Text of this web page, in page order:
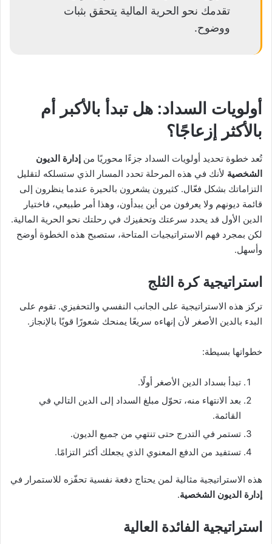
تقدمك نحو الحرية المالية يتحقق بثبات
ووضوح.
أولويات السداد: هل تبدأ بالأكبر أم
بالأكثر إزعاجًا؟
تُعد خطوة تحديد أولويات السداد جزءًا محوريًا من إدارة الديون
الشخصية لأنك في هذه المرحلة تحدد المسار الذي ستسلكه لتقليل
التزاماتك بشكل فعّال. كثيرون يشعرون بالحيرة عندما ينظرون إلى
قائمة ديونهم ولا يعرفون من أين يبدأون، وهذا أمر طبيعي، فاختيار
الدين الأول قد يحدد سرعتك وتحفيزك في رحلتك نحو الحرية المالية.
لكن بمجرد فهم الاستراتيجيات المتاحة، ستصبح هذه الخطوة أوضح
وأسهل.
استراتيجية كرة الثلج
تركز هذه الاستراتيجية على الجانب النفسي والتحفيزي. تقوم على
البدء بالدين الأصغر لأن إنهاءه سريعًا يمنحك شعورًا قويًا بالإنجاز.
خطواتها بسيطة:
تبدأ بسداد الدين الأصغر أولًا.
بعد الانتهاء منه، تحوّل مبلغ السداد إلى الدين التالي في
القائمة.
تستمر في التدرج حتى تنتهي من جميع الديون.
تستفيد من الدفع المعنوي الذي يجعلك أكثر التزامًا.
هذه الاستراتيجية مثالية لمن يحتاج دفعة نفسية تحفّزه للاستمرار في
إدارة الديون الشخصية.
استراتيجية الفائدة العالية